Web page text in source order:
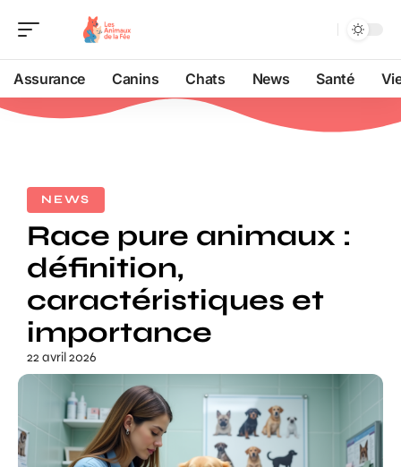
Assurance Canins Chats News Santé
NEWS
Race pure animaux :
définition,
caractéristiques et
importance
22 avril 2026